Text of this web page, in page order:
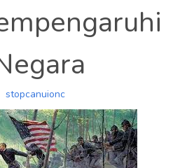
stopcanuionc